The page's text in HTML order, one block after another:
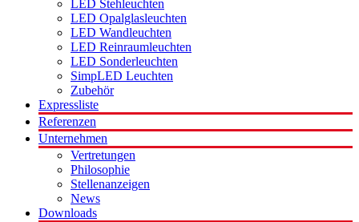
LED Stehleuchten
LED Opalglasleuchten
LED Wandleuchten
LED Reinraumleuchten
LED Sonderleuchten
SimpLED Leuchten
Zubehör
Expressliste
Referenzen
Unternehmen
Vertretungen
Philosophie
Stellenanzeigen
News
Downloads